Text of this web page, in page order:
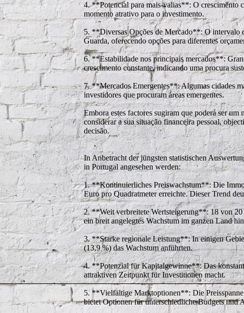
4. **Potencial para mais-valias**: O crescimento
momento atrativo para o investimento.
5. **Diversas Opções de Mercado**: O intervalo
Guarda, oferecendo opções para diferentes
6. **Estabilidade nos principais mercados**:
crescimento constante, indicando uma procura
7. **Mercados Emergentes**: Algumas cidades
investidores que procuram áreas emergentes.
Embora estes factores sugiram que poderá ser
considerar a sua situação financeira pessoal,
decisão.
In Anbetracht der jüngsten statistischen
in Portugal angesehen werden:
1. **Kontinuierliches Preiswachstum**: Die
Euro pro Quadratmeter erreichte. Dieser Trend
2. **Weit verbreitete Wertsteigerung**: 18 von 20
ein breit angelegtes Wachstum im ganzen Land
3. **Starke regionale Leistung**: In einigen
(13,9 %) das Wachstum anführten.
4. **Potenzial für Kapitalgewinne**: Das
attraktiven Zeitpunkt für Investitionen macht.
5. **Vielfältige Marktoptionen**: Die
bietet Optionen für unterschiedliche Budgets und